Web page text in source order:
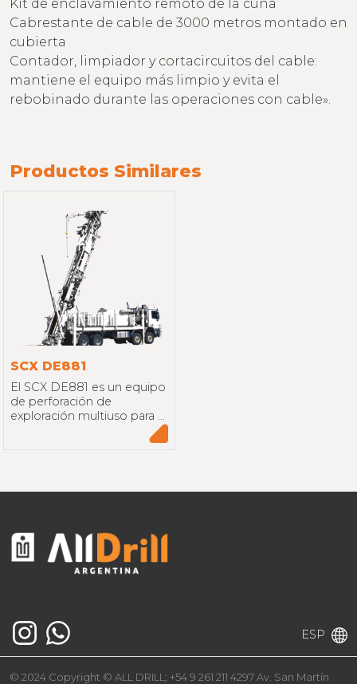
Kit de enclavamiento remoto de la cuña
Cabrestante de cable de 3000 metros montado en
cubierta
Contador, limpiador y cortacircuitos del cable:
mantiene el equipo más limpio y evita el
rebobinado durante las operaciones con cable».
Productos Similares
SCX DE881
El SCX DE881 es un equipo
de perforación de
exploración multiuso para ...
ESP
© 2024 Copyright © ALL DRILL; +54 9 261 211 4297 Av. San Martín